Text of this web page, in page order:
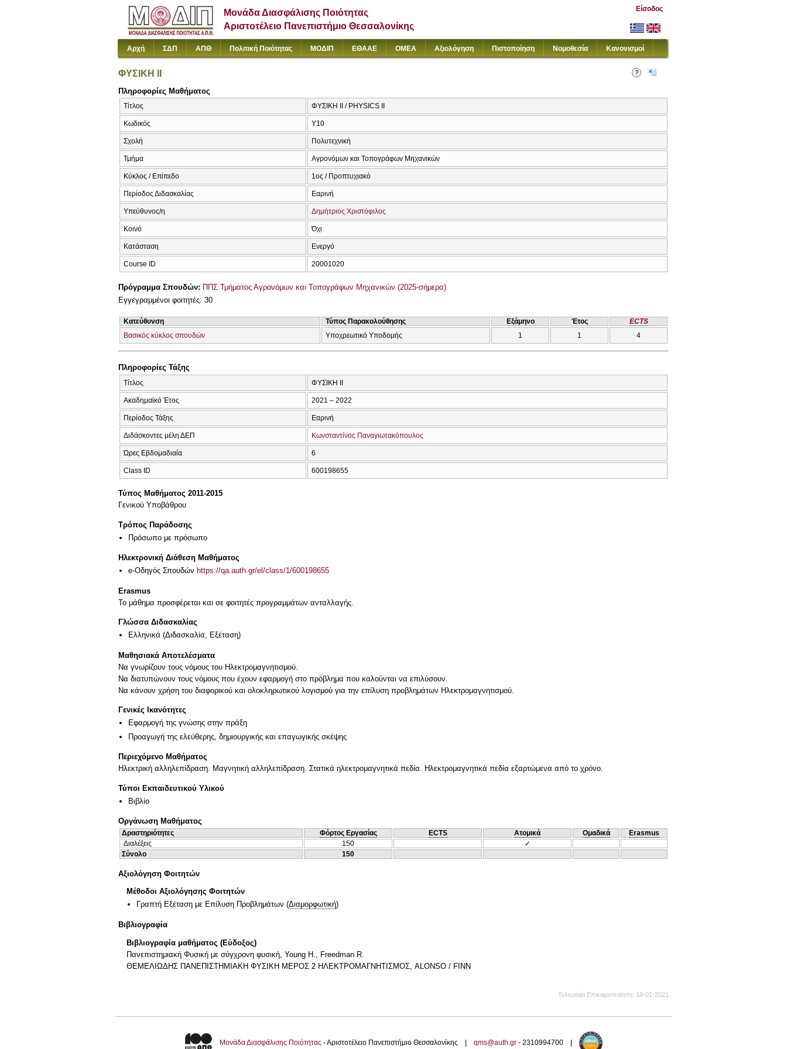
Μονάδα Διασφάλισης Ποιότητας
Αριστοτέλειο Πανεπιστήμιο Θεσσαλονίκης
Είσοδος
Αρχή ΣΔΠ ΑΠΘ Πολιτική Ποιότητας ΜΟΔΙΠ ΕΘΑΑΕ ΟΜΕΑ Αξιολόγηση Πιστοποίηση Νομοθεσία Κανονισμοί
ΦΥΣΙΚΗ ΙΙ
Πληροφορίες Μαθήματος
Τίτλος ΦΥΣΙΚΗ ΙΙ / PHYSICS II
Κωδικός Υ10
Σχολή Πολυτεχνική
Τμήμα Αγρονόμων και Τοπογράφων Μηχανικών
Κύκλος / Επίπεδο 1ος / Προπτυχιακό
Περίοδος Διδασκαλίας Εαρινή
Υπεύθυνος/η Δημήτριος Χριστόφιλος
Κοινό Όχι
Κατάσταση Ενεργό
Course ID 20001020
Πρόγραμμα Σπουδών: ΠΠΣ Τμήματος Αγρονόμων και Τοπογράφων Μηχανικών (2025-σήμερα)
Εγγεγραμμένοι φοιτητές: 30
Κατεύθυνση Τύπος Παρακολούθησης Εξάμηνο Έτος
ECTS
Βασικός κύκλος σπουδών
Υποχρεωτικό Υποδομής 1 1 4
Πληροφορίες Τάξης
Τίτλος ΦΥΣΙΚΗ ΙΙ
Ακαδημαϊκό Έτος 2021 – 2022
Περίοδος Τάξης Εαρινή
Διδάσκοντες μέλη ΔΕΠ Κωνσταντίνος Παναγιωτακόπουλος
Ώρες Εβδομαδιαία 6
Class ID 600198655
Τύπος Μαθήματος 2011-2015
Γενικού Υποβάθρου
Τρόπος Παράδοσης
Πρόσωπο με πρόσωπο
Ηλεκτρονική Διάθεση Μαθήματος
e-Οδηγός Σπουδών https://qa.auth.gr/el/class/1/600198655
Erasmus
Το μάθημα προσφέρεται και σε φοιτητές προγραμμάτων ανταλλαγής.
Γλώσσα Διδασκαλίας
Ελληνικά (Διδασκαλία, Εξέταση)
Μαθησιακά Αποτελέσματα
Να γνωρίζουν τους νόμους του Ηλεκτρομαγνητισμού.
Να διατυπώνουν τους νόμους που έχουν εφαρμογή στο πρόβλημα που καλούνται να επιλύσουν.
Να κάνουν χρήση του διαφορικού και ολοκληρωτικού λογισμού για την επίλυση προβλημάτων Ηλεκτρομαγνητισμού.
Γενικές Ικανότητες
Εφαρμογή της γνώσης στην πράξη
Προαγωγή της ελεύθερης, δημιουργικής και επαγωγικής σκέψης
Περιεχόμενο Μαθήματος
Ηλεκτρική αλληλεπίδραση. Μαγνητική αλληλεπίδραση. Στατικά ηλεκτρομαγνητικά πεδία. Ηλεκτρομαγνητικά πεδία εξαρτώμενα από το χρόνο.
Τύποι Εκπαιδευτικού Υλικού
Βιβλίο
Οργάνωση Μαθήματος
Δραστηριότητες Φόρτος Εργασίας ECTS Ατομικά Ομαδικά
Erasmus
Διαλέξεις
150
✓
Σύνολο
150
Αξιολόγηση Φοιτητών
Μέθοδοι Αξιολόγησης Φοιτητών
Γραπτή Εξέταση με Επίλυση Προβλημάτων (Διαμορφωτική)
Βιβλιογραφία
Βιβλιογραφία μαθήματος (Εύδοξος)
Πανεπιστημιακή Φυσική με σύγχρονη φυσική, Young H., Freedman R.
ΘΕΜΕΛΙΩΔΗΣ ΠΑΝΕΠΙΣΤΗΜΙΑΚΗ ΦΥΣΙΚΗ ΜΕΡΟΣ 2 ΗΛΕΚΤΡΟΜΑΓΝΗΤΙΣΜΟΣ, ALONSO / FINN
Τελευταία Επικαιροποίηση 18-01-2021
Μονάδα Διασφάλισης Ποιότητας - Αριστοτέλειο Πανεπιστήμιο Θεσσαλονίκης | qms@auth.gr - 2310994700 |